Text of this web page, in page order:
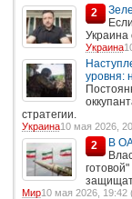
2
Украина
Украина
уровня:
стратегии.
Украина10 мая 2026,
2
В
Мир10 мая 2026, 19:42 (